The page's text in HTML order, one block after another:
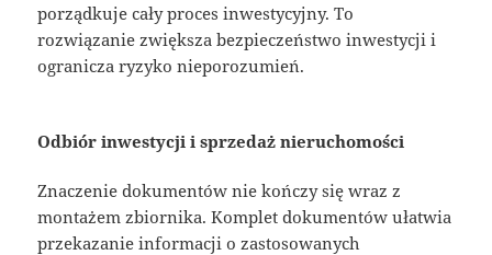
porządkuje cały proces inwestycyjny. To
rozwiązanie zwiększa bezpieczeństwo inwestycji i
ogranicza ryzyko nieporozumień.
Odbiór inwestycji i sprzedaż nieruchomości
Znaczenie dokumentów nie kończy się wraz z
montażem zbiornika. Komplet dokumentów ułatwia
przekazanie informacji o zastosowanych